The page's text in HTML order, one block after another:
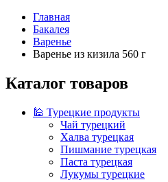
Главная
Бакалея
Варенье
Варенье из кизила 560 г
Каталог товаров
🕌 Турецкие продукты
Чай турецкий
Халва турецкая
Пишмание турецкая
Паста турецкая
Лукумы турецкие